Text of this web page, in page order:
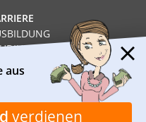
Über Heimarbeit.de
aus
verdienen